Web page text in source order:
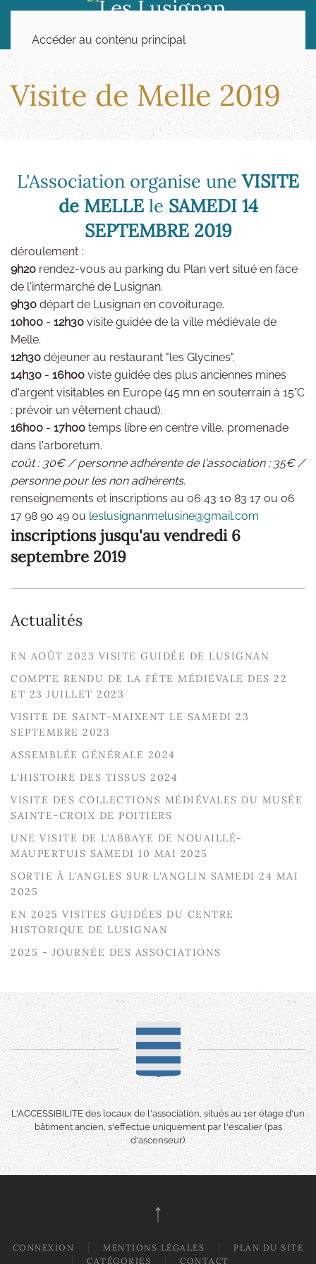
Accéder au contenu principal
Visite de Melle 2019
L'Association organise une VISITE
de MELLEle SAMEDI 14
SEPTEMBRE 2019
déroulement :
9h20 rendez-vous au parking du Plan vert situé en face
de l'intermarché de Lusignan.
9h30 départ de Lusignan en covoiturage.
10h00 - 12h30 visite guidée de la ville médiévale de
Melle.
12h30 déjeuner au restaurant "les Glycines".
14h30 - 16h00 viste guidée des plus anciennes mines
d'argent visitables en Europe (45 mn en souterrain à 15°C
: prévoir un vêtement chaud).
16h00 - 17h00 temps libre en centre ville, promenade
dans l'arboretum.
coût : 30€ / personne adhérente de l'association ; 35€ /
personne pour les non adhérents.
renseignements et inscriptions au 06 43 10 83 17 ou 06
17 98 90 49 ou leslusignanmelusine@gmail.com
inscriptions jusqu'au vendredi 6
septembre 2019
Actualités
EN AOÛT 2023 VISITE GUIDÉE DE LUSIGNAN
COMPTE RENDU DE LA FÊTE MÉDIÉVALE DES 22
ET 23 JUILLET 2023
VISITE DE SAINT-MAIXENT LE SAMEDI 23
SEPTEMBRE 2023
ASSEMBLÉE GÉNÉRALE 2024
L'HISTOIRE DES TISSUS 2024
VISITE DES COLLECTIONS MÉDIÉVALES DU MUSÉE
SAINTE-CROIX DE POITIERS
UNE VISITE DE L'ABBAYE DE NOUAILLÉ-
MAUPERTUIS SAMEDI 10 MAI 2025
SORTIE À L'ANGLES SUR L'ANGLIN SAMEDI 24 MAI
2025
EN 2025 VISITES GUIDÉES DU CENTRE
HISTORIQUE DE LUSIGNAN
2025 - JOURNÉE DES ASSOCIATIONS
L'ACCESSIBILITE des locaux de l'association, situés au 1er étage d'un
bâtiment ancien, s'effectue uniquement par l'escalier (pas
d'ascenseur).
CONNEXION MENTIONS LÉGALES
PLAN DU SITE
CATÉGORIES
CONTACT